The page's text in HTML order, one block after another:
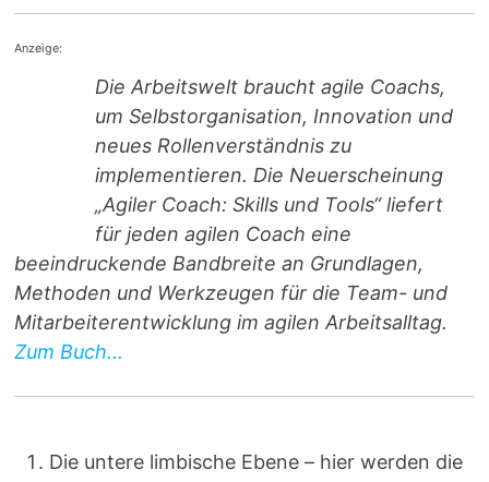
Anzeige:
Die Arbeitswelt braucht agile Coachs,
um Selbstorganisation, Innovation und
neues Rollenverständnis zu
implementieren. Die Neuerscheinung
„Agiler Coach: Skills und Tools“ liefert
für jeden agilen Coach eine
beeindruckende Bandbreite an Grundlagen,
Methoden und Werkzeugen für die Team- und
Mitarbeiterentwicklung im agilen Arbeitsalltag.
Zum Buch...
Die untere limbische Ebene – hier werden die